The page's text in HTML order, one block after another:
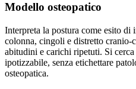
Modello osteopatico
Interpreta la postura come esito di
colonna, cingoli e distretto cranio-
abitudini e carichi ripetuti. Si
ipotizzabile, senza etichettare
osteopatica.